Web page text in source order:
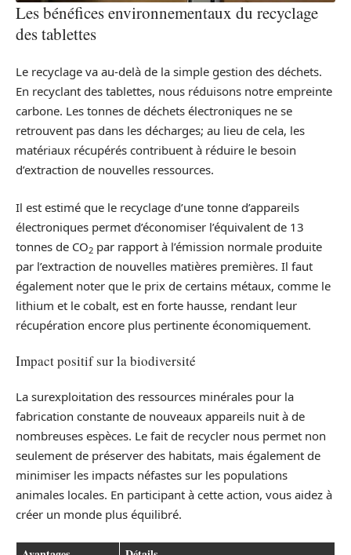
Les bénéfices environnementaux du recyclage
des tablettes
Le recyclage va au-delà de la simple gestion des déchets.
En recyclant des tablettes, nous réduisons notre empreinte
carbone. Les tonnes de déchets électroniques ne se
retrouvent pas dans les décharges; au lieu de cela, les
matériaux récupérés contribuent à réduire le besoin
d’extraction de nouvelles ressources.
Il est estimé que le recyclage d’une tonne d’appareils
électroniques permet d’économiser l’équivalent de 13
tonnes de CO2 par rapport à l’émission normale produite
par l’extraction de nouvelles matières premières. Il faut
également noter que le prix de certains métaux, comme le
lithium et le cobalt, est en forte hausse, rendant leur
récupération encore plus pertinente économiquement.
Impact positif sur la biodiversité
La surexploitation des ressources minérales pour la
fabrication constante de nouveaux appareils nuit à de
nombreuses espèces. Le fait de recycler nous permet non
seulement de préserver des habitats, mais également de
minimiser les impacts néfastes sur les populations
animales locales. En participant à cette action, vous aidez à
créer un monde plus équilibré.